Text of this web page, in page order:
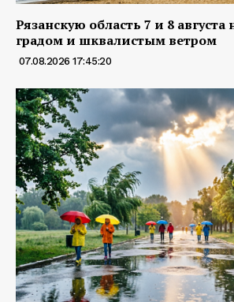
Рязанскую область 7 и 8 августа
градом и шквалистым ветром
07.08.2026 17:45:20